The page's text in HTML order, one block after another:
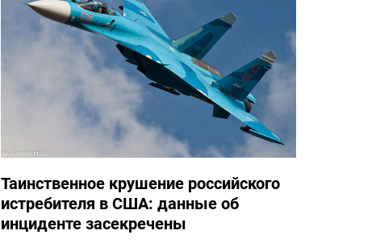
Таинственное крушение российского
истребителя в США: данные об
инциденте засекречены